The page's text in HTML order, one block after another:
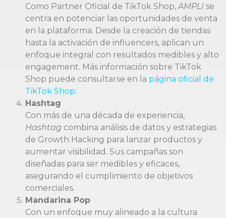
Como Partner Oficial de TikTok Shop,AMPLI se
centra en potenciar las oportunidades de venta
en la plataforma. Desde la creación de tiendas
hasta la activación de influencers, aplican un
enfoque integral con resultados medibles y alto
engagement. Más información sobre TikTok
Shop puede consultarse en la página oficial de
TikTok Shop.
Hashtag
Con más de una década de experiencia,
Hashtag combina análisis de datos y estrategias
de Growth Hacking para lanzar productos y
aumentar visibilidad. Sus campañas son
diseñadas para ser medibles y eficaces,
asegurando el cumplimiento de objetivos
comerciales.
Mandarina Pop
Con un enfoque muy alineado a la cultura